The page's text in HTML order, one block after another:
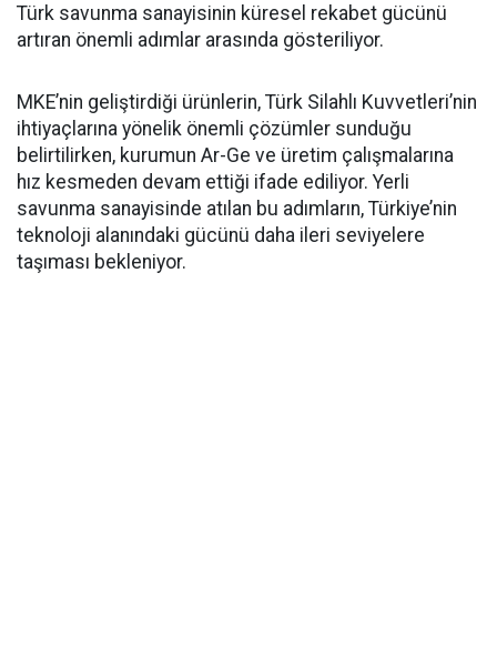
Türk savunma sanayisinin küresel rekabet gücünü
artıran önemli adımlar arasında gösteriliyor.
MKE’nin geliştirdiği ürünlerin, Türk Silahlı Kuvvetleri’nin
ihtiyaçlarına yönelik önemli çözümler sunduğu
belirtilirken, kurumun Ar-Ge ve üretim çalışmalarına
hız kesmeden devam ettiği ifade ediliyor. Yerli
savunma sanayisinde atılan bu adımların, Türkiye’nin
teknoloji alanındaki gücünü daha ileri seviyelere
taşıması bekleniyor.